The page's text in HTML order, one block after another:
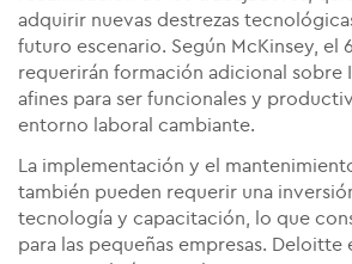
adquirir nuevas destrezas
futuro escenario. Según McKinsey, el
requerirán formación adicional sobre
afines para ser funcionales y
entorno laboral cambiante.
La implementación y el
también pueden requerir una
tecnología y capacitación, lo que
para las pequeñas empresas. Deloitte